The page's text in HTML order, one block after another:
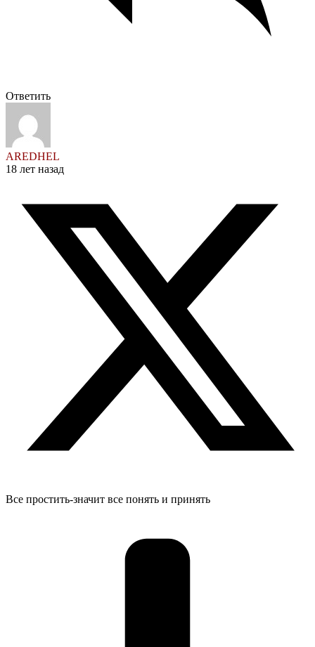
Ответить
AREDHEL
18 лет назад
Все простить-значит все понять и принять